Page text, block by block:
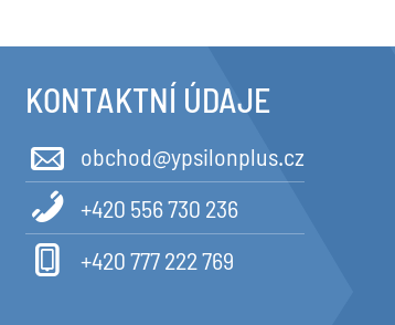
KONTAKTNÍ ÚDAJE
obchod@ypsilonplus.cz
+420 556 730 236
+420 777 222 769